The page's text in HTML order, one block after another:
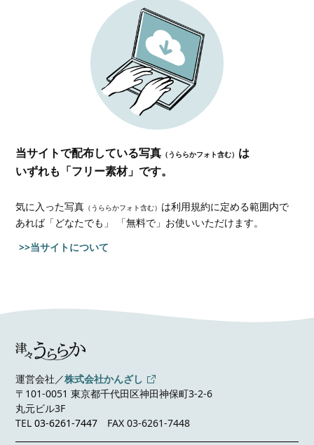
当サイトで配布している写真 （うららかフォト含む） は
いずれも「フリー素材」です。
気に入った写真 （うららかフォト含む） は利用規約に定める範囲内で
あれば「どなたでも」 「無料で」お使いいただけます。
>>当サイトについて
運営会社／株式会社かんざし
〒101-0051 東京都千代田区神田神保町3-2-6
丸元ビル3F
TEL03-6261-7447 FAX 03-6261-7448